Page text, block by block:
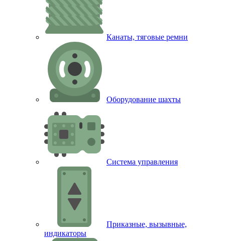
Канаты, тяговые ремни
Оборудование шахты
Система управления
Приказные, вызывные,
индикаторы